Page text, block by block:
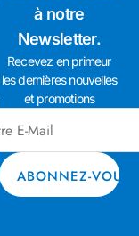
à notre
Newsletter.
Recevez en primeur
les dernières nouvelles
et promotions